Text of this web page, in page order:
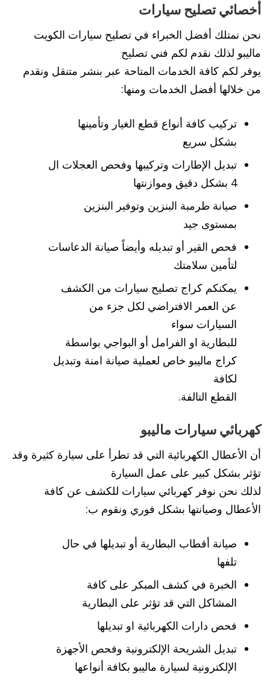
أخصائي تصليح سيارات
نحن نمتلك أفضل الخبراء في تصليح سيارات الكويت
ماليبو لذلك نقدم لكم فني تصليح
يوفر لكم كافة الخدمات المتاحة عبر بنشر متنقل ونقدم
من خلالها أفضل الخدمات ومنها:
تركيب كافة أنواع قطع الغيار وتأمينها
بشكل سريع
تبديل الإطارات وتركيبها وفحص العجلات ال
4 بشكل دقيق وموازنتها
صيانة طرمبة البنزين وتوفير البنزين
بمستوى جيد
فحص القير أو تبديله وأيضاً صيانة الدعاسات
لتأمين سلامتك
يمكنكم كراج تصليح سيارات من الكشف
عن العمر الافتراضي لكل جزء من
السيارات سواء
للبطارية او الفرامل أو البواجي بواسطة
كراج ماليبو خاص لعملية صيانة امنة وتبديل
لكافة
القطع التالفة.
كهربائي سيارات ماليبو
أن الأعطال الكهربائية التي قد تطرأ على سيارة كثيرة وقد
تؤثر بشكل كبير على عمل السيارة
لذلك نحن نوفر كهربائي سيارات للكشف عن كافة
الأعطال وصيانتها بشكل فوري ونقوم ب:
صيانة أقطاب البطارية أو تبديلها في حال
تلفها
الخبرة في كشف المبكر على كافة
المشاكل التي قد تؤثر على البطارية
فحص دارات الكهربائية او تبديلها
تبديل الشريحة الإلكترونية وفحص الأجهزة
الإلكترونية لسيارة ماليبو بكافة أنواعها